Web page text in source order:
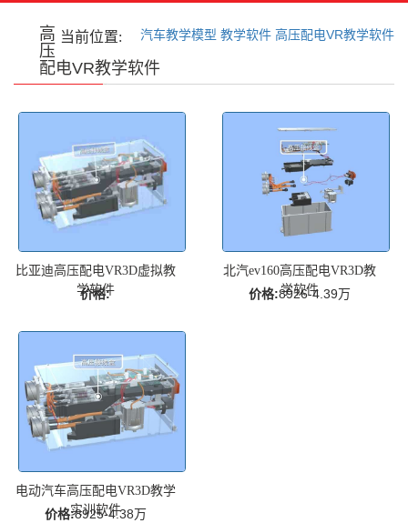
单
当前位置: 汽车教学模型 教学软件 高压配电VR教学软件
高
压
配电VR教学软件
比亚迪高压配电VR3D虚拟教
学软件
价格:
北汽ev160高压配电VR3D教
学软件
价格:8926-4.39万
电动汽车高压配电VR3D教学
实训软件
价格:8925-4.38万